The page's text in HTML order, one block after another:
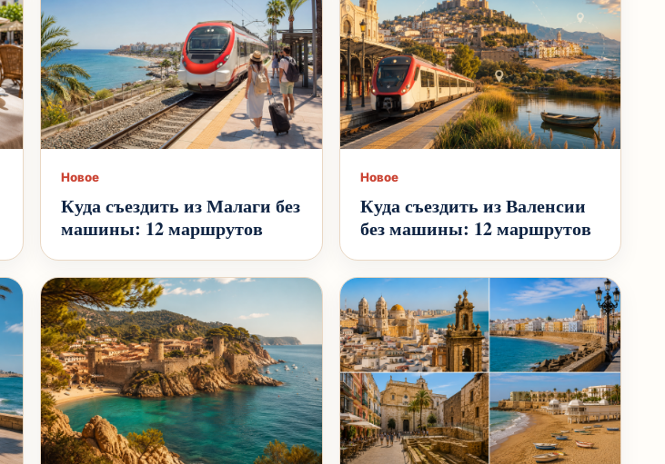
Новое
Куда съездить из Малаги без
машины: 12 маршрутов
Новое
Куда съездить из Валенсии
без машины: 12 маршрутов